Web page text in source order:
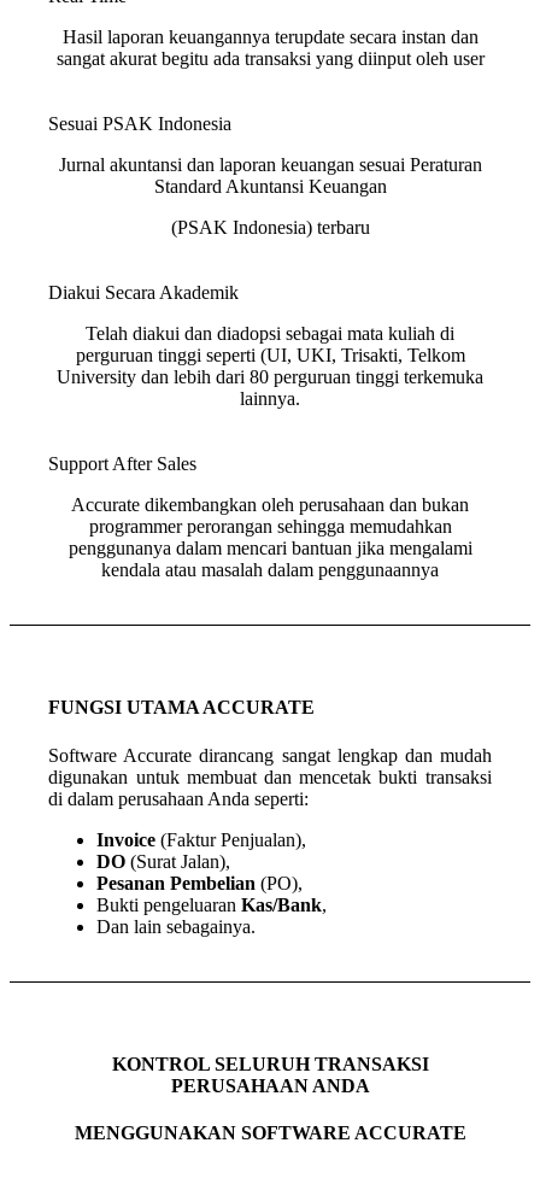
Hasil laporan keuangannya terupdate secara instan dan
sangat akurat begitu ada transaksi yang diinput oleh user
Sesuai PSAK Indonesia
Jurnal akuntansi dan laporan keuangan sesuai Peraturan
Standard Akuntansi Keuangan
(PSAK Indonesia) terbaru
Diakui Secara Akademik
Telah diakui dan diadopsi sebagai mata kuliah di
perguruan tinggi seperti (UI, UKI, Trisakti, Telkom
University dan lebih dari 80 perguruan tinggi terkemuka
lainnya.
Support After Sales
Accurate dikembangkan oleh perusahaan dan bukan
programmer perorangan sehingga memudahkan
penggunanya dalam mencari bantuan jika mengalami
kendala atau masalah dalam penggunaannya
FUNGSI UTAMA ACCURATE
Software Accurate dirancang sangat lengkap dan mudah
digunakan untuk membuat dan mencetak bukti transaksi
di dalam perusahaan Anda seperti:
Invoice (Faktur Penjualan),
DO (Surat Jalan),
Pesanan Pembelian (PO),
Bukti pengeluaranKas/Bank,
Dan lain sebagainya.
KONTROL SELURUH TRANSAKSI
PERUSAHAAN ANDA
MENGGUNAKAN SOFTWARE ACCURATE